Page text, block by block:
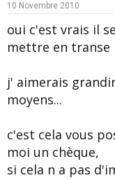
10 Novembre 2010
oui c'est vrais il
mettre en transe
j' aimerais
moyens...
c'est cela vous
moi un chèque,
si cela n a pas